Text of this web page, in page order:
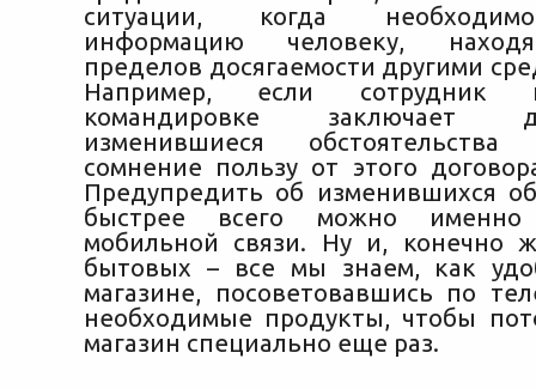
ситуации, когда
информацию человеку,
пределов досягаемости другими
Например, если сотрудник
командировке заключает
изменившиеся
сомнение пользу от этого
Предупредить об изменившихся
быстрее всего можно именно
мобильной связи. Ну и, конечно
бытовых – все мы знаем, как
магазине, посоветовавшись по
необходимые продукты, чтобы
магазин специально еще раз.